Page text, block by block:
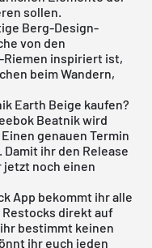
sollen.
Berg-Design-
von den
inspiriert ist,
beim Wandern,
Earth Beige kaufen?
Beatnik wird
genauen Termin
ihr den Release
jetzt noch einen
App bekommt ihr alle
Restocks direkt auf
bestimmt keinen
ihr euch jeden